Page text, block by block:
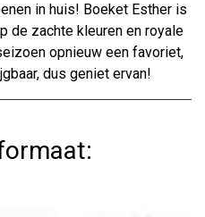
in huis! Boeket Esther is
de zachte kleuren en royale
opnieuw een favoriet,
dus geniet ervan!